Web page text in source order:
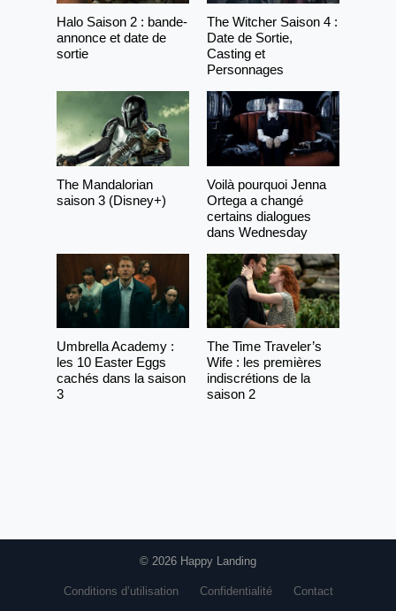
Halo Saison 2 : bande-
annonce et date de
sortie
The Witcher Saison 4 :
Date de Sortie,
Casting et
Personnages
The Mandalorian
saison 3 (Disney+)
Voilà pourquoi Jenna
Ortega a changé
certains dialogues
dans Wednesday
Umbrella Academy :
les 10 Easter Eggs
cachés dans la saison
3
The Time Traveler’s
Wife : les premières
indiscrétions de la
saison 2
© 2026 Happy Landing
Conditions d’utilisation Confidentialité Contact